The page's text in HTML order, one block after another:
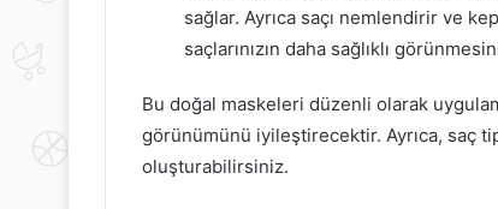
sağlar. Ayrıca saçı nemlendirir ve
saçlarınızın daha sağlıklı
Bu doğal maskeleri düzenli olarak
görünümünü iyileştirecektir. Ayrıca, saç
oluşturabilirsiniz.